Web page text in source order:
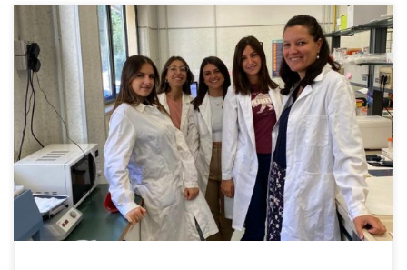
I risultati pubblicati sul Journal of Experimental & Clinical Cancer
Research, di una ricerca condotta all’Istituto di genetica e biofisica
“Adriano Buzzati Traverso” del Consiglio nazionale delle ricerche
di Napoli, mostrano che una nuova popolazione di cellule
staminali tumorali è coinvolta nella formazione delle metastasi
epatiche. Lo studio è stato […]